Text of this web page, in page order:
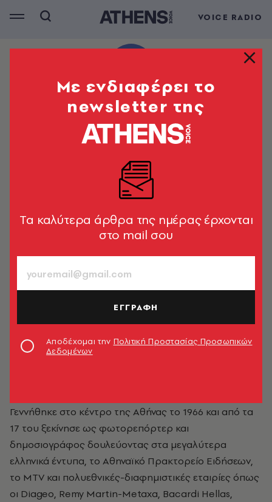
VOICE RADIO
Γεννήθηκε στο κέντρο της Αθήνας το 1966 και από τα
17 του ξεκίνησε ως φωτορεπόρτερ και
δημοσιογράφος δουλεύοντας στα μεγαλύτερα
ελληνικά έντυπα, το Αθηναϊκό Πρακτορείο Ειδήσεων,
το MTV και πολυεθνικές-διαφημιστικές εταιρίες όπως
οι Diageo, Remy Martin-Metaxa, Bacardi Hellas,
Mε ενδιαφέρει το
newsletter της
Tα καλύτερα άρθρα της ημέρας έρχονται
στο mail σου
ΕΓΓΡΑΦΗ
Αποδέχομαι την Πολιτική Προστασίας Προσωπικών
Δεδομένων